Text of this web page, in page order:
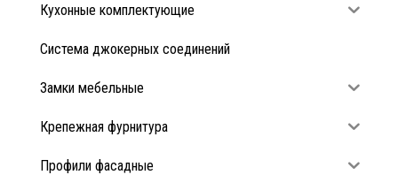
Кухонные комплектующие
Система джокерных соединений
Замки мебельные
Крепежная фурнитура
Профили фасадные